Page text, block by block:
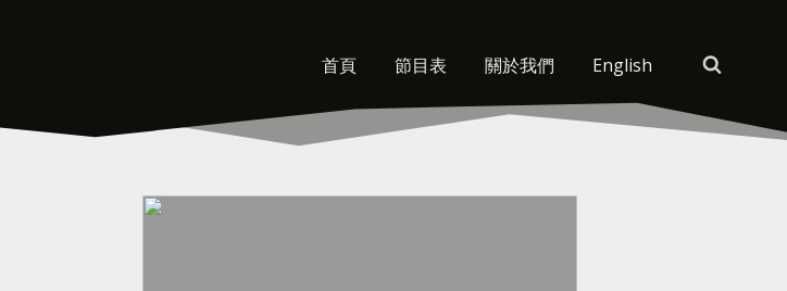
首頁 節目表 關於我們 English